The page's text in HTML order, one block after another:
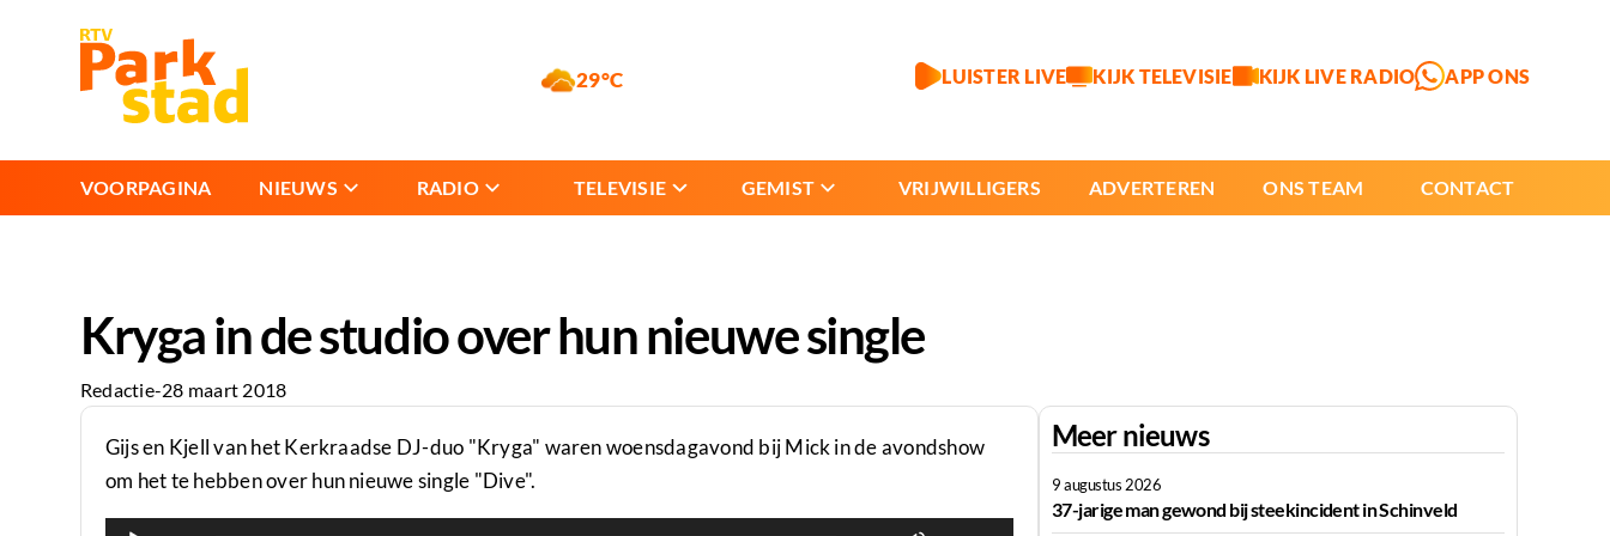
29°C LUISTER LIVE KIJK TELEVISIE KIJK LIVE RADIO APP ONS
VOORPAGINA NIEUWS RADIO TELEVISIE GEMIST VRIJWILLIGERS ADVERTEREN ONS TEAM CONTACT
Kryga in de studio over hun nieuwe single
Redactie-28 maart 2018
Gijs en Kjell van het Kerkraadse DJ-duo "Kryga" waren woensdagavond bij Mick in de avondshow
om het te hebben over hun nieuwe single "Dive".
Meer nieuws
9 augustus 2026
37-jarige man gewond bij steekincident in Schinveld